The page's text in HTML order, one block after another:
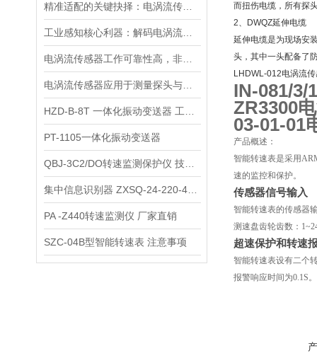
PT-1105一体化振动变送器
PA -Z440转速监测仪 厂家直销
SZC-04B型智能转速表 注意事项
而扭伤电缆，所有探
2、DWQZ延伸电缆
延伸电缆是为现场安
头，其中一头配备了
LHDWL-012电涡流
IN-081/3/
ZR3300
03-01-01
产品概述：
智能转速表是采用
速的监控和保护。
传感器信号输入
智能转速表的传感器
测速盘齿轮齿数：
超速保护和转速
智能转速表设有二个
报警响应时间为0.1S。